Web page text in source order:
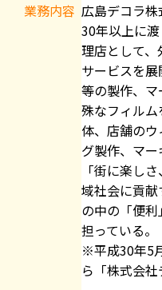
業務内容 広島デコラ株
30年以上に
理店として
サービスを
等の製作、
殊なフィル
体、店舗の
グ製作、マー
「街に楽し
域社会に貢
の中の「便
担っている。
※平成30年5
ら「株式会